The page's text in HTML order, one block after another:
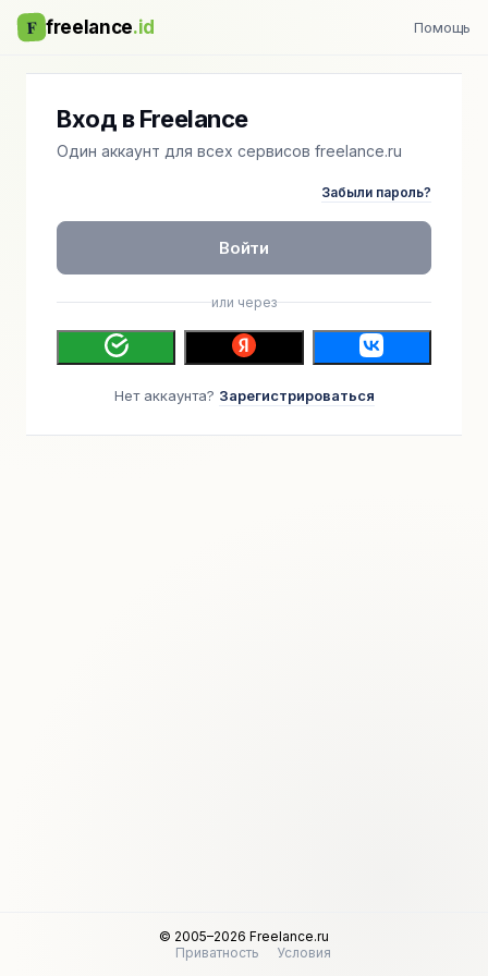
F freelance.id Помощь
Вход в Freelance
Один аккаунт для всех сервисов freelance.ru
Забыли пароль?
Войти
или через
Нет аккаунта? Зарегистрироваться
© 2005–2026 Freelance.ru
Приватность
Условия